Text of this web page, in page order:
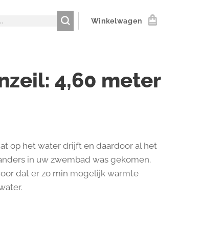
Winkelwagen
4,60 meter
op het water drijft en daardoor al het
in uw zwembad was gekomen.
dat er zo min mogelijk warmte